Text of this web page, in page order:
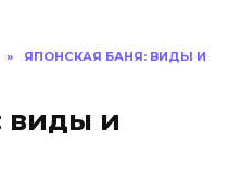
»
ЯПОНСКАЯ БАНЯ: ВИДЫ И
виды и